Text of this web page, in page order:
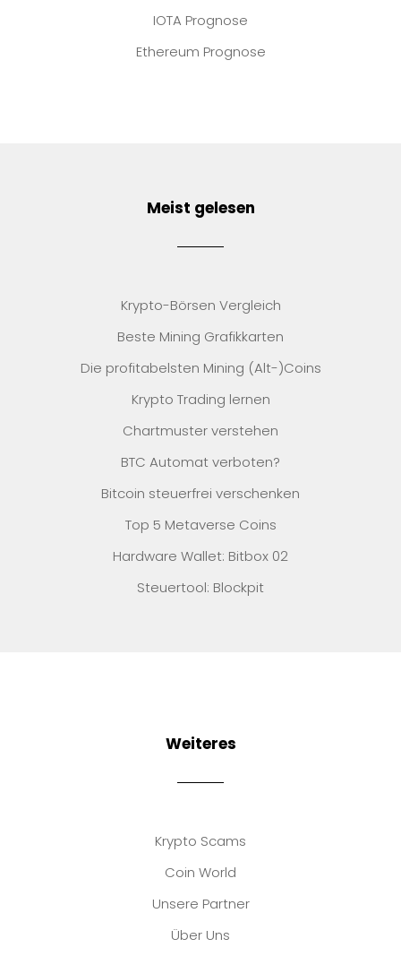
IOTA Prognose
Ethereum Prognose
Meist gelesen
Krypto-Börsen Vergleich
Beste Mining Grafikkarten
Die profitabelsten Mining (Alt-)Coins
Krypto Trading lernen
Chartmuster verstehen
BTC Automat verboten?
Bitcoin steuerfrei verschenken
Top 5 Metaverse Coins
Hardware Wallet: Bitbox 02
Steuertool: Blockpit
Weiteres
Krypto Scams
Coin World
Unsere Partner
Über Uns